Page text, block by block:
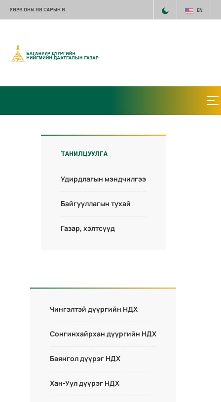
2026 ОНЫ 08 САРЫН 8 EN
ТАНИЛЦУУЛГА
Удирдлагын мэндчилгээ
Байгууллагын тухай
Газар, хэлтсүүд
Чингэлтэй дүүргийн НДХ
Сонгинхайрхан дүүргийн НДХ
Баянгол дүүрэг НДХ
Хан-Уул дүүрэг НДХ